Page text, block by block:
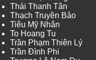
Thái Thanh Tân
Thạch Truyền Bảo
Tiêu Mỹ Nhân
To Hoang Tu
Trần Phạm Thiên Lý
Trần Đình Phi